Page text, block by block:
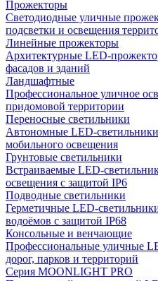
Прожекторы
Светодиодные уличные
подсветки и освещения
Линейные прожекторы
Архитектурные LED-
фасадов и зданий
Ландшафтные
Профессиональное уличное
придомовой территории
Переносные светильники
Автономные LED-
мобильного освещения
Грунтовые светильники
Встраиваемые LED-
освещения с защитой IP6
Подводные светильники
Герметичные LED-
водоёмов с защитой IP68
Консольные и венчающие
Профессиональные уличные
дорог, парков и территорий
Серия MOONLIGHT PRO